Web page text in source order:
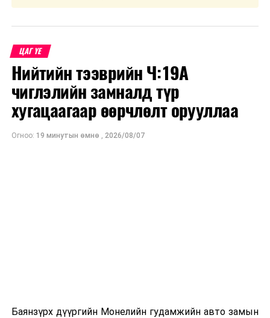
ЦАГ ҮЕ
Нийтийн тээврийн Ч:19А
чиглэлийн замналд түр
хугацаагаар өөрчлөлт орууллаа
Огноо: 19 минутын өмнө , 2026/08/07
Баянзүрх дүүргийн Монелийн гудамжийн авто замын